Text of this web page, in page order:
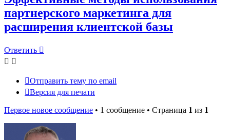
партнерского маркетинга для
расширения клиентской базы
Ответить
Отправить тему по email
Версия для печати
Первое новое сообщение • 1 сообщение • Страница 1 из 1